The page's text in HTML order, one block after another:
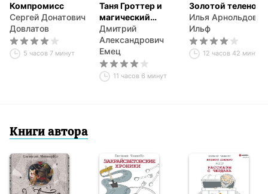
Компромисс
Сергей Донатович
Довлатов
5 часов 7 минут
Таня Гроттер и
магический
контрабас
Дмитрий
Александрович
Емец
11 часов 6 минут
Золотой теленок
Илья Арнольдович
Ильф
12 часов 42 минуты
Книги автора